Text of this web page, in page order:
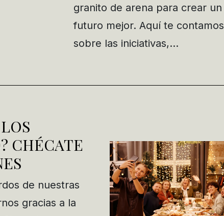
granito de arena para crear un
futuro mejor. Aquí te contamos
sobre las iniciativas,…
CHÉCATE
de nuestras
gracias a la